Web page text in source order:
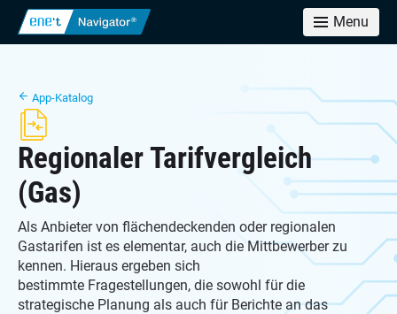
Menu
App-Katalog
Regionaler Tarifvergleich
(Gas)
Als Anbieter von flächendeckenden oder regionalen
Gastarifen ist es elementar, auch die Mittbewerber zu
kennen. Hieraus ergeben sich
bestimmte Fragestellungen, die sowohl für die
strategische Planung als auch für Berichte an das